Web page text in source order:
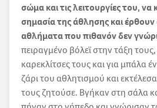
σώμα και τις λειτουργίες του,
σημασία της άθλησης και
αθλήματα που πιθανόν δεν
πειραγμένο βόλεϊ στην τάξη τους,
καρεκλίτσες τους και για μπάλα
ζάρι του αθλητισμού και
τους ζητούσε. Βγήκαν στη σάλα